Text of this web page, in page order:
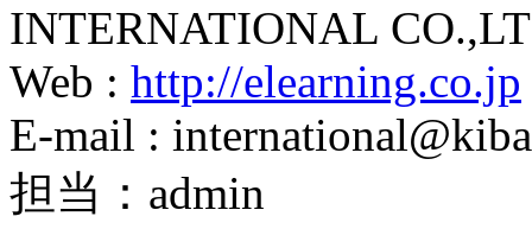
INTERNATIONAL
Web : http://elearning.co.jp
E-mail :
担当：admin